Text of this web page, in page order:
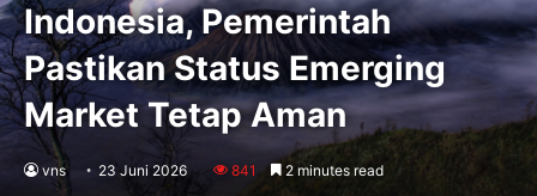
Indonesia, Pemerintah
Pastikan Status Emerging
Market Tetap Aman
vns 23 Juni 2026 841 2 minutes read